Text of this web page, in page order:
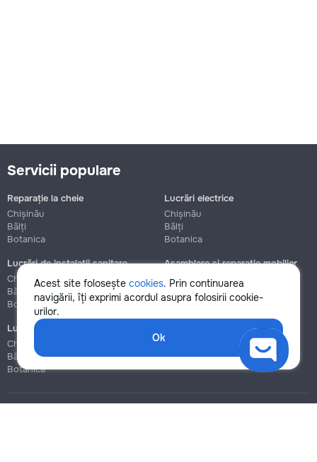
Acest site folosește cookies. Prin continuarea
navigării, îți exprimi acordul asupra folosirii cookie-
urilor.
Ok
Servicii populare
Reparație la cheie
Chișinău
Bălți
Botanica
Lucrări electrice
Chișinău
Bălți
Botanica
Lucrări de instalații sanitare
Chișinău
Bălți
Botanica
Asamblare și reparație mobilier
Chișinău
Botanica
Lucrări de construcție și instalare
Chișinău
Bălți
Botanica